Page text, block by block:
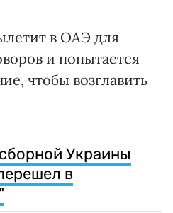
в ОАЭ для
и попытается
чтобы возглавить
Украины
в